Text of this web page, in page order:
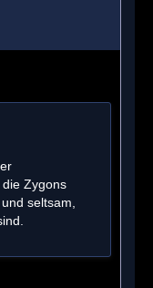
Zygons
seltsam,